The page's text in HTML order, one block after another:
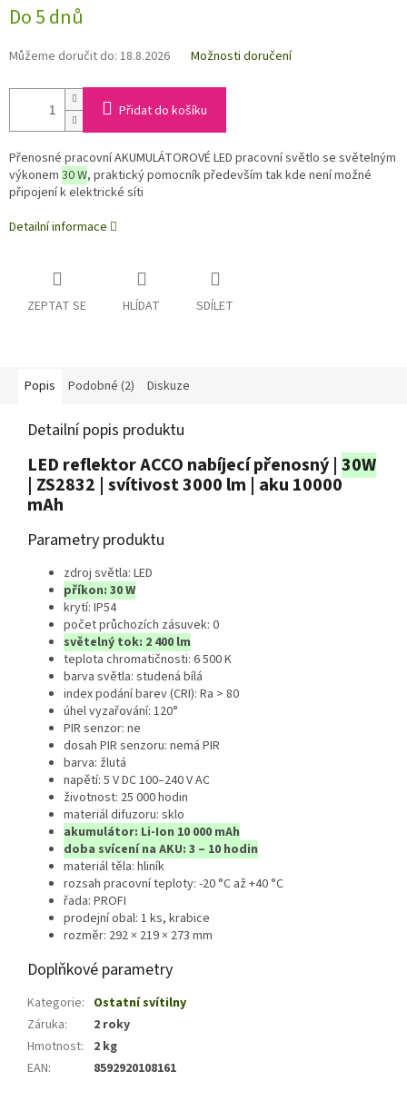
Do 5 dnů
Můžeme doručit do: 18.8.2026 Možnosti doručení
Přidat do košíku
Přenosné pracovní AKUMULÁTOROVÉ LED pracovní světlo se světelným
výkonem 30 W, praktický pomocník především tak kde není možné
připojení k elektrické síti
Detailní informace
ZEPTAT SE HLÍDAT SDÍLET
Popis Podobné (2) Diskuze
Detailní popis produktu
LED reflektor ACCO nabíjecí přenosný | 30W
| ZS2832 | svítivost 3000 lm | aku 10000
mAh
Parametry produktu
zdroj světla: LED
příkon: 30 W
krytí: IP54
počet průchozích zásuvek: 0
světelný tok: 2 400 lm
teplota chromatičnosti: 6 500 K
barva světla: studená bílá
index podání barev (CRI): Ra > 80
úhel vyzařování: 120°
PIR senzor: ne
dosah PIR senzoru: nemá PIR
barva: žlutá
napětí: 5 V DC 100–240 V AC
životnost: 25 000 hodin
materiál difuzoru: sklo
akumulátor: Li-Ion 10 000 mAh
doba svícení na AKU: 3 – 10 hodin
materiál těla: hliník
rozsah pracovní teploty: -20 °C až +40 °C
řada: PROFI
prodejní obal: 1 ks, krabice
rozměr: 292 × 219 × 273 mm
Doplňkové parametry
Kategorie: Ostatní svítilny
Záruka:
2 roky
Hmotnost:
2 kg
EAN: 8592920108161